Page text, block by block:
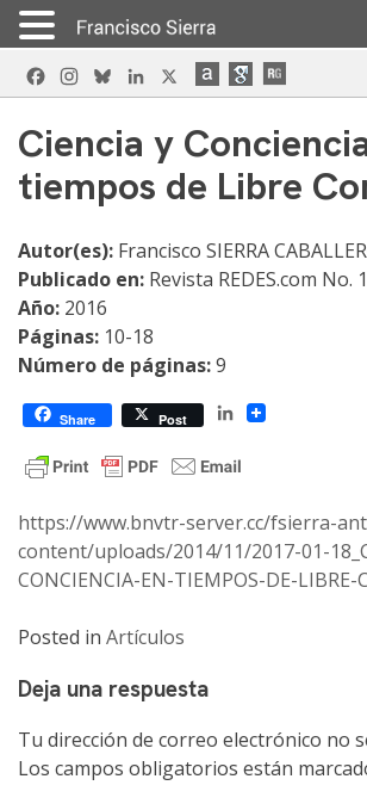
Skip
to
FacebookInstagram
BlueskyLinkedIn
Ciencia y
tiempos de Libre
Autor(es): Francisco SIERRA
Publicado en: Revista REDES.com No.
Año: 2016
Páginas: 10-18
Número de páginas:9
Share Post LinkedIn
https://www.bnvtr-server.cc/fsierra-
content/uploads/2014/11/2017-01-
CONCIENCIA-EN-TIEMPOS-DE-LIBRE-
Posted in Artículos
Deja una respuesta
Tu dirección de correo electrónico no
Los campos obligatorios están